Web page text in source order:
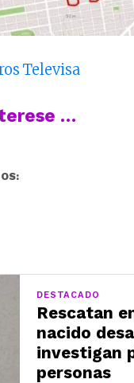
Televisa
…
DESTACADO
Rescatan
nacido
investigan
personas